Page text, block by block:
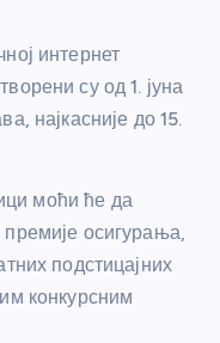
интернет
су од 1. јуна
најкасније до 15.
моћи ће да
осигурања,
подстицајних
конкурсним